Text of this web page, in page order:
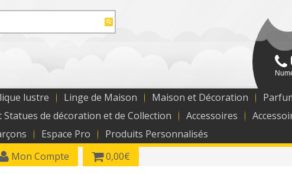
lustre Linge de Maison Maison et Décoration
de décoration et de Collection Accessoires
Espace Pro Produits Personnalisés
Mon Compte 0,00€